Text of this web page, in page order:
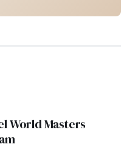
World Masters